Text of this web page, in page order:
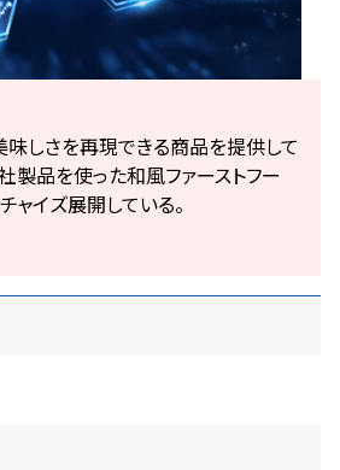
しさを再現できる商品を提供して
製品を使った和風ファーストフー
ャイズ展開している。